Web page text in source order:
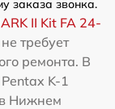
заказа звонка.
II Kit FA 24-
требует
ремонта. В
K-1
в Нижнем